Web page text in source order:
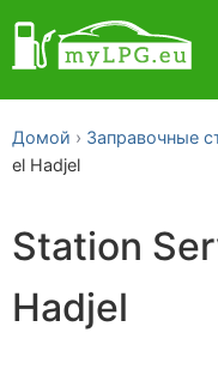
Домой Заправочные
el Hadjel
Station
Hadjel